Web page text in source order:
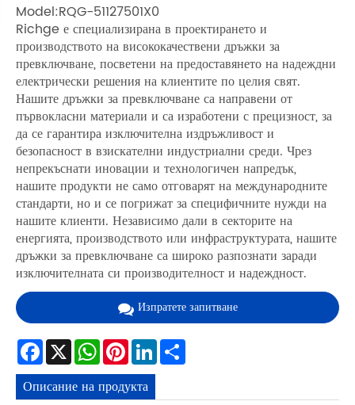
Model:RQG-51127501X0
Richge е специализирана в проектирането и
производството на висококачествени дръжки за
превключване, посветени на предоставянето на надеждни
електрически решения на клиентите по целия свят.
Нашите дръжки за превключване са направени от
първокласни материали и са изработени с прецизност, за
да се гарантира изключителна издръжливост и
безопасност в взискателни индустриални среди. Чрез
непрекъснати иновации и технологичен напредък,
нашите продукти не само отговарят на международните
стандарти, но и се погрижат за специфичните нужди на
нашите клиенти. Независимо дали в секторите на
енергията, производството или инфраструктурата, нашите
дръжки за превключване са широко разпознати заради
изключителната си производителност и надеждност.
Изпратете запитване
Facebook
X WhatsApp
Pinterest
LinkedIn
Описание на продукта